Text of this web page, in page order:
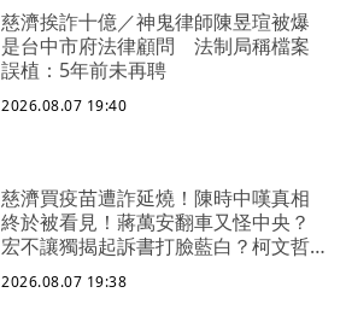
慈濟挨詐十億／神鬼律師陳昱瑄被爆
是台中市府法律顧問 法制局稱檔案
誤植：5年前未再聘
2026.08.07 19:40
慈濟買疫苗遭詐延燒！陳時中嘆真相
終於被看見！蔣萬安翻車又怪中央？
宏不讓獨揭起訴書打臉藍白？柯文哲
生日嚇一大跳忘記腳傷？虐童案再
爆！北市府突襲稽查變套招？
2026.08.07 19:38